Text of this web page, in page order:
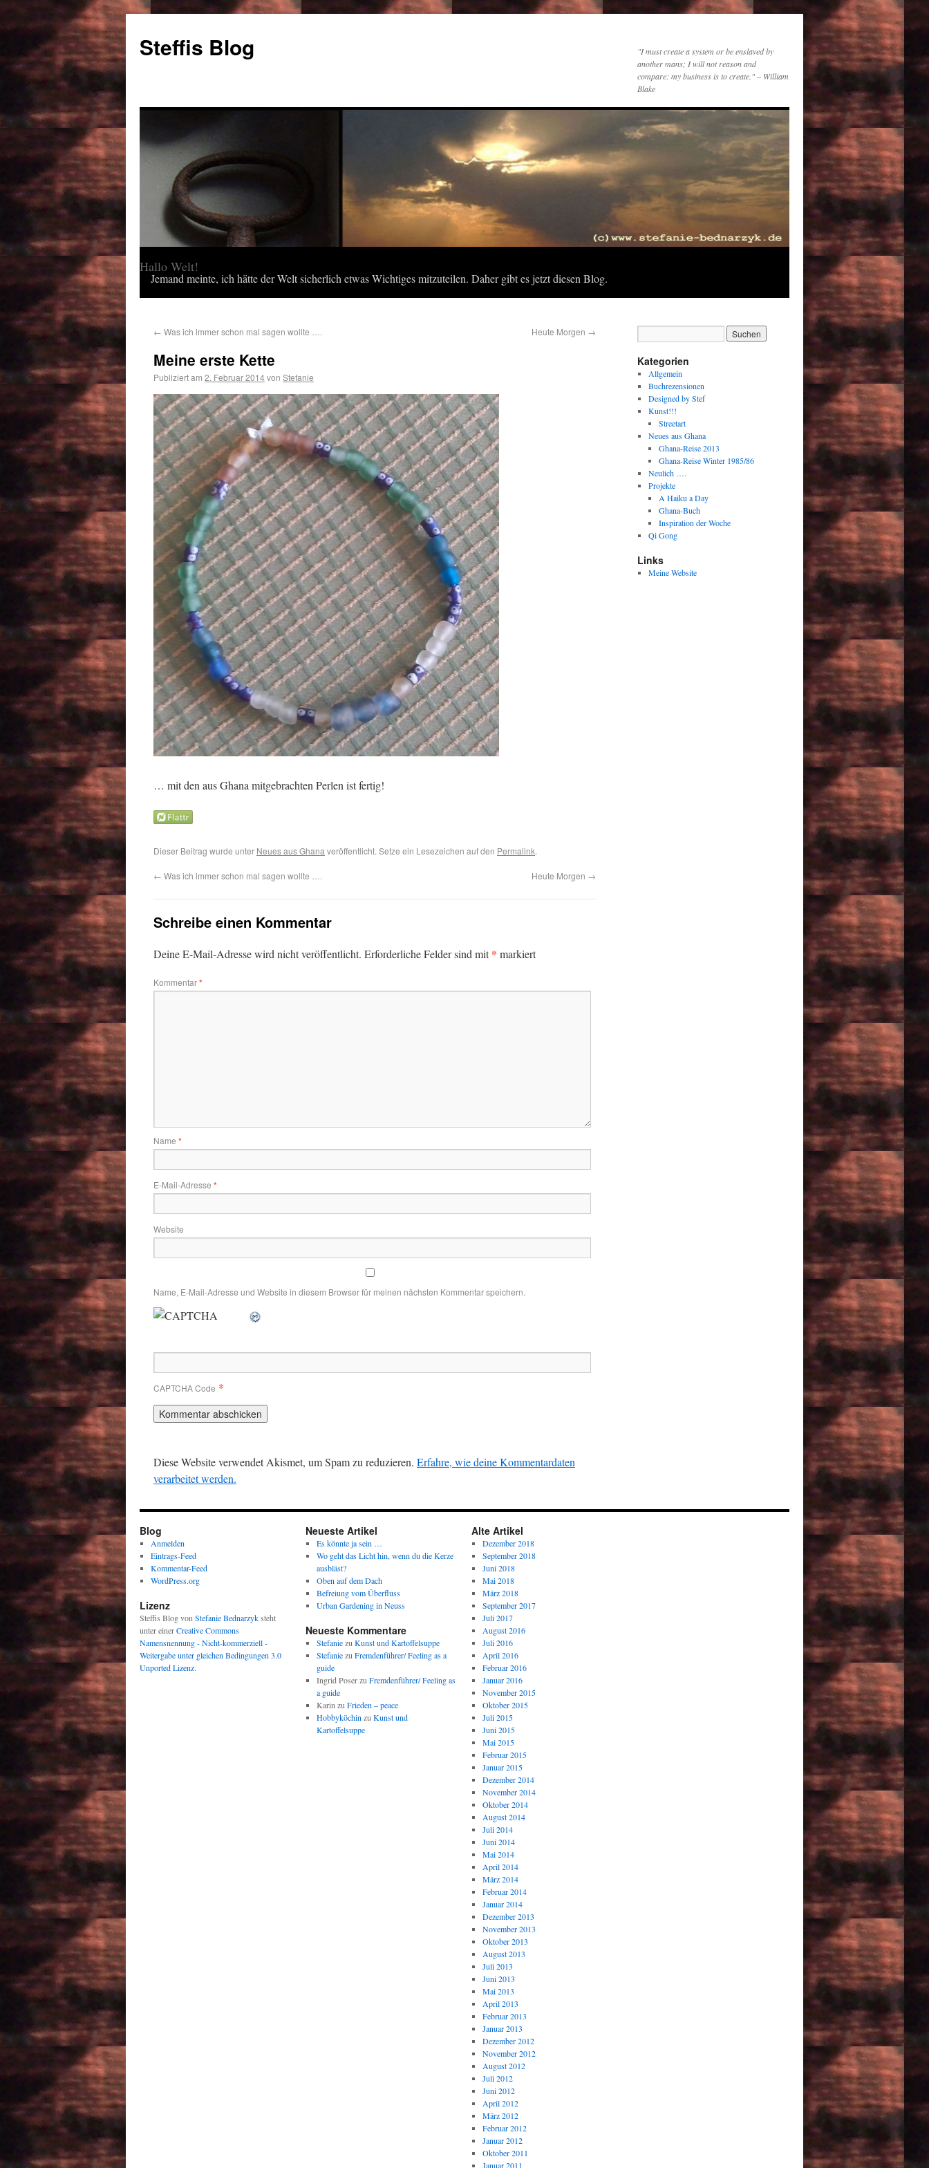
Steffis Blog
"I must create a system or be enslaved by
another mans; I will not reason and
compare: my business is to create." – William
Blake
Hallo Welt!
Jemand meinte, ich hätte der Welt sicherlich etwas Wichtiges mitzuteilen. Daher gibt es jetzt diesen Blog.
← Was ich immer schon mal sagen wollte …. Heute Morgen →
Meine erste Kette
Publiziert am 2. Februar 2014von Stefanie
… mit den aus Ghana mitgebrachten Perlen ist fertig!
Dieser Beitrag wurde unter Neues aus Ghana veröffentlicht. Setze ein Lesezeichen auf den Permalink.
← Was ich immer schon mal sagen wollte …. Heute Morgen →
Schreibe einen Kommentar
Deine E-Mail-Adresse wird nicht veröffentlicht. Erforderliche Felder sind mit* markiert
Kommentar*
Name *
E-Mail-Adresse *
Website
Name, E-Mail-Adresse und Website in diesem Browser für meinen nächsten Kommentar speichern.
CAPTCHA Code *
Diese Website verwendet Akismet, um Spam zu reduzieren. Erfahre, wie deine Kommentardaten
verarbeitet werden.
Kategorien
Allgemein
Buchrezensionen
Designed by Stef
Kunst!!!
Streetart
Neues aus Ghana
Ghana-Reise 2013
Ghana-Reise Winter 1985/86
Neulich ….
Projekte
A Haiku a Day
Ghana-Buch
Inspiration der Woche
Qi Gong
Links
Meine Website
Blog
Anmelden
Eintrags-Feed
Kommentar-Feed
WordPress.org
Lizenz
Steffis Blogvon Stefanie Bednarzyksteht
unter einerCreative Commons
Namensnennung - Nicht-kommerziell -
Weitergabe unter gleichen Bedingungen 3.0
Unported Lizenz.
Neueste Artikel
Es könnte ja sein …
Wo geht das Licht hin, wenn du die Kerze
ausbläst?
Oben auf dem Dach
Befreiung vom Überfluss
Urban Gardening in Neuss
Neueste Kommentare
Stefaniezu Kunst und Kartoffelsuppe
Stefaniezu Fremdenführer/ Feeling as a
guide
Ingrid Poserzu Fremdenführer/ Feeling as
a guide
Karin zu Frieden – peace
Hobbyköchin zu Kunst und
Kartoffelsuppe
Alte Artikel
Dezember 2018
September 2018
Juni 2018
Mai 2018
März 2018
September 2017
Juli 2017
August 2016
Juli 2016
April 2016
Februar 2016
Januar 2016
November 2015
Oktober 2015
Juli 2015
Juni 2015
Mai 2015
Februar 2015
Januar 2015
Dezember 2014
November 2014
Oktober 2014
August 2014
Juli 2014
Juni 2014
Mai 2014
April 2014
März 2014
Februar 2014
Januar 2014
Dezember 2013
November 2013
Oktober 2013
August 2013
Juli 2013
Juni 2013
Mai 2013
April 2013
Februar 2013
Januar 2013
Dezember 2012
November 2012
August 2012
Juli 2012
Juni 2012
April 2012
März 2012
Februar 2012
Januar 2012
Oktober 2011
Januar 2011